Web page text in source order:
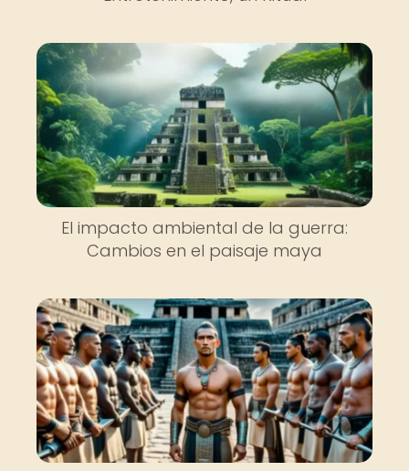
El impacto ambiental de la guerra:
Cambios en el paisaje maya